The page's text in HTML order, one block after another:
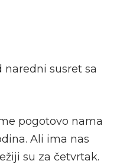
naredni susret sa
pogotovo nama
Ali ima nas
su za četvrtak.